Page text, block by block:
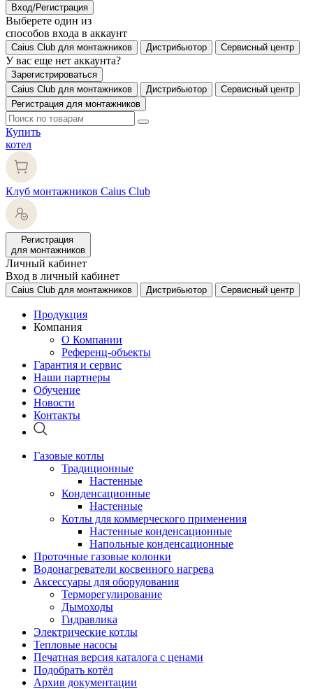
Вход/Регистрация
Выберете один из
способов входа в аккаунт
Caius Club для монтажников Дистрибьютор Сервисный центр
У вас еще нет аккаунта?
Зарегистрироваться
Caius Club для монтажников
Дистрибьютор
Сервисный центр
Регистрация для монтажников
Купить
котел
Клуб монтажников Caius Club
Регистрация
для монтажников
Личный кабинет
Вход в личный кабинет
Caius Club для монтажников Дистрибьютор Сервисный центр
Продукция
Компания
О Компании
Референц-объекты
Гарантия и сервис
Наши партнеры
Обучение
Новости
Контакты
Газовые котлы
Традиционные
Настенные
Конденсационные
Настенные
Котлы для коммерческого применения
Настенные конденсационные
Напольные конденсационные
Проточные газовые колонки
Водонагреватели косвенного нагрева
Аксессуары для оборудования
Терморегулирование
Дымоходы
Гидравлика
Электрические котлы
Тепловые насосы
Печатная версия каталога с ценами
Подобрать котёл
Архив документации